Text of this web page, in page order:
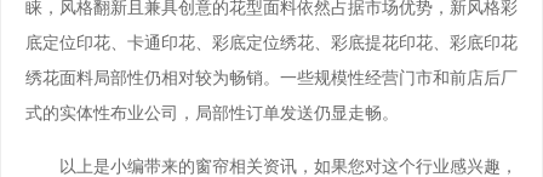
睐，风格翻新且兼具创意的花型面料依然占据市场优势，新风格彩
底定位印花、卡通印花、彩底定位绣花、彩底提花印花、彩底印花
绣花面料局部性仍相对较为畅销。一些规模性经营门市和前店后厂
式的实体性布业公司，局部性订单发送仍显走畅。
以上是小编带来的窗帘相关资讯，如果您对这个行业感兴趣，